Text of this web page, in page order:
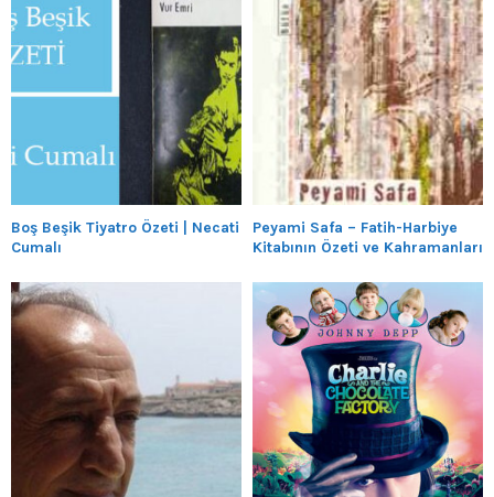
Boş Beşik Tiyatro Özeti | Necati
Cumalı
Peyami Safa – Fatih-Harbiye
Kitabının Özeti ve Kahramanları